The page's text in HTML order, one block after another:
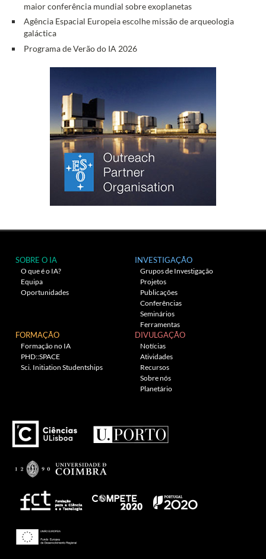
maior conferência mundial sobre exoplanetas
Agência Espacial Europeia escolhe missão de arqueologia
galáctica
Programa de Verão do IA 2026
SOBRE O IA
O que é o IA?
Equipa
Oportunidades
INVESTIGAÇÃO
Grupos de Investigação
Projetos
Publicações
Conferências
Seminários
Ferramentas
FORMAÇÃO
Formação no IA
PHD::SPACE
Sci. Initiation Studentships
DIVULGAÇÃO
Notícias
Atividades
Recursos
Sobre nós
Planetário